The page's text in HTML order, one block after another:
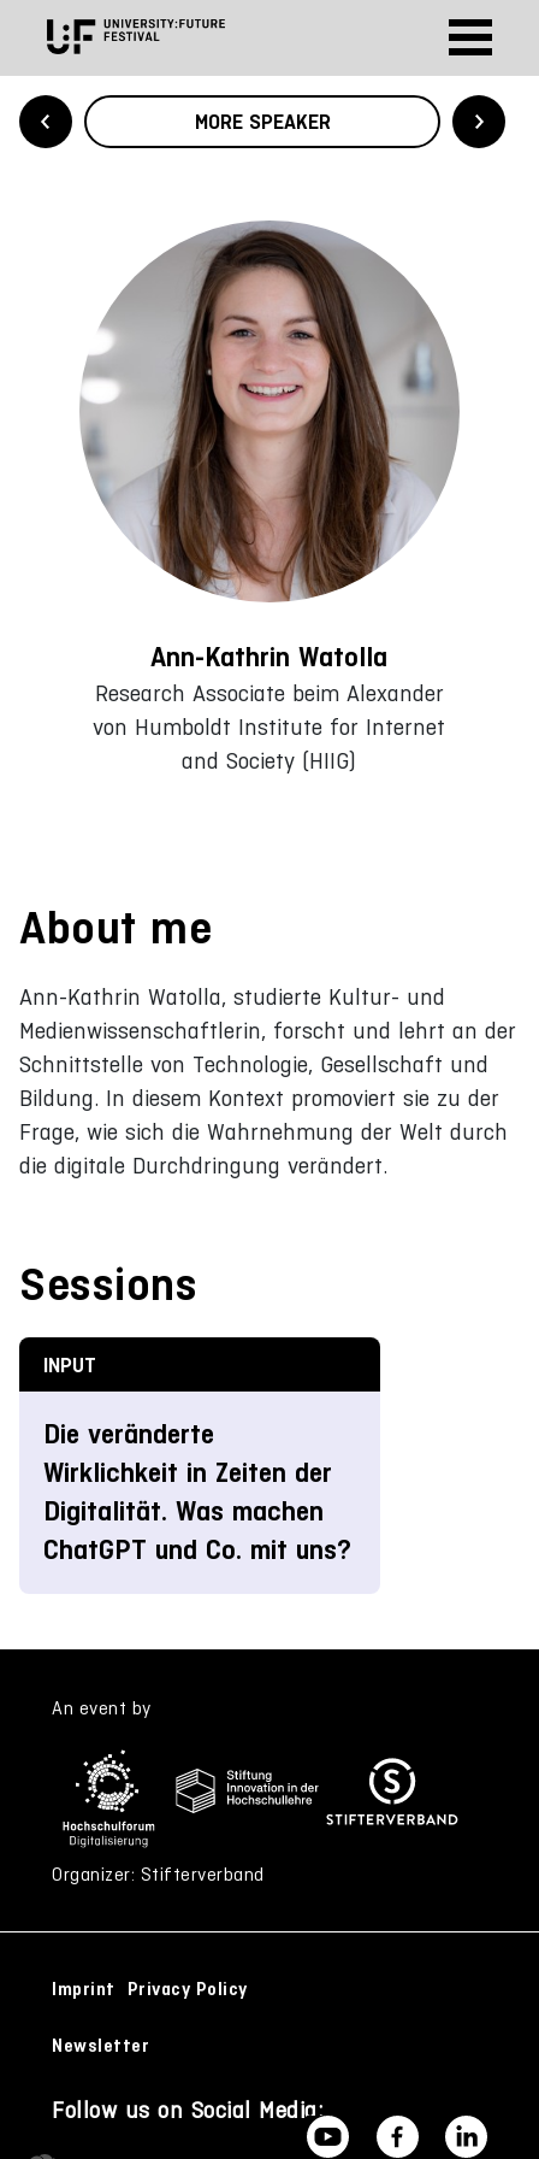
MORE SPEAKER
Ann-Kathrin Watolla
Research Associate beim Alexander
von Humboldt Institute for Internet
and Society (HIIG)
About me
Ann-Kathrin Watolla, studierte Kultur- und
Medienwissenschaftlerin, forscht und lehrt an der
Schnittstelle von Technologie, Gesellschaft und
Bildung. In diesem Kontext promoviert sie zu der
Frage, wie sich die Wahrnehmung der Welt durch
die digitale Durchdringung verändert.
Sessions
INPUT
Die veränderte
Wirklichkeit in Zeiten der
Digitalität. Was machen
ChatGPT und Co. mit uns?
An event by
Organizer: Stifterverband
Imprint Privacy Policy
Newsletter
Follow us on Social Media: